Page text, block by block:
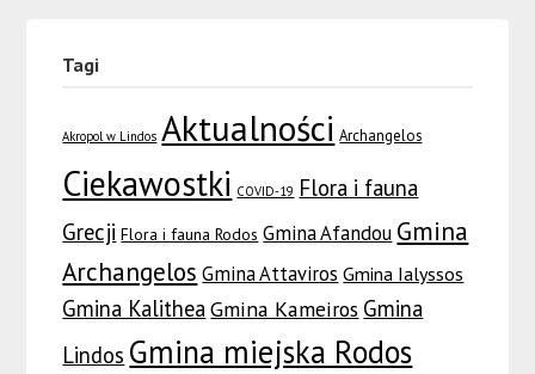
Tagi
Akropol w Lindos Aktualności Archangelos
Ciekawostki COVID-19 Flora i fauna
Grecji Flora i fauna Rodos Gmina Afandou Gmina
Archangelos Gmina Attaviros Gmina Ialyssos
Gmina KalitheaGmina Kameiros Gmina
Lindos Gmina miejska Rodos